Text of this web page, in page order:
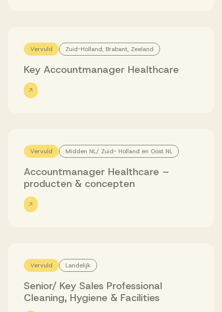
Vervuld Zuid-Holland, Brabant, Zeeland
Key Accountmanager Healthcare
Vervuld Midden NL/ Zuid- Holland en Oost NL
Accountmanager Healthcare –
producten & concepten
Vervuld Landelijk
Senior/ Key Sales Professional
Cleaning, Hygiene & Facilities